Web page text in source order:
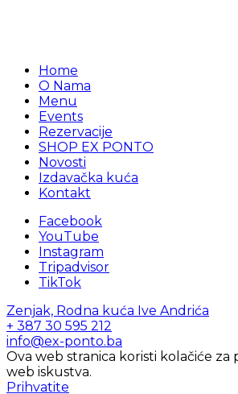
Home
O Nama
Menu
Events
Rezervacije
SHOP EX PONTO
Novosti
Izdavačka kuća
Kontakt
Facebook
YouTube
Instagram
Tripadvisor
TikTok
Zenjak, Rodna kuća Ive Andrića
+ 387 30 595 212
info@ex-ponto.ba
Ova web stranica koristi kolačiće za
web iskustva.
Prihvatite